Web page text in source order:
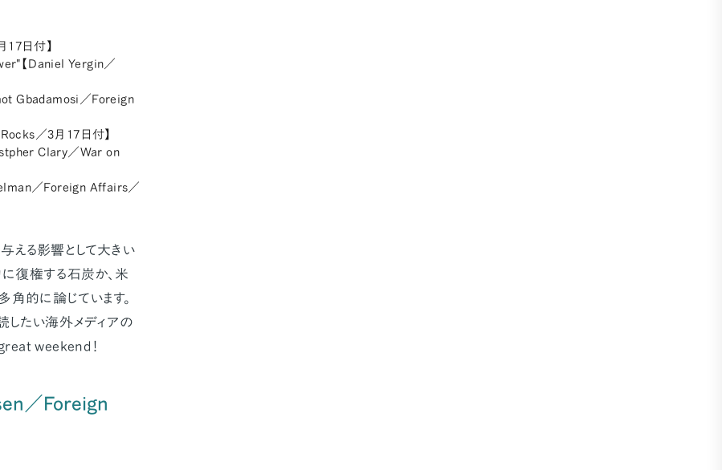
日付】
【Daniel Yergin／
Gbadamosi／Foreign
／3月17日付】
Clary／War on
／Foreign Affairs／
える影響として大きい
復権する石炭か、米
的に論じています。
したい海外メディアの
weekend！
／Foreign